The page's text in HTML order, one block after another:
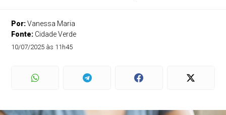
Por:Vanessa Maria
Fonte: Cidade Verde
10/07/2025 às 11h45